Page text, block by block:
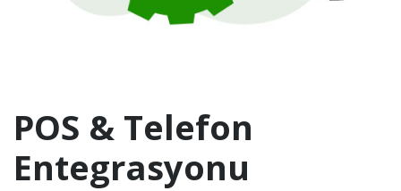
POS & Telefon
Entegrasyonu